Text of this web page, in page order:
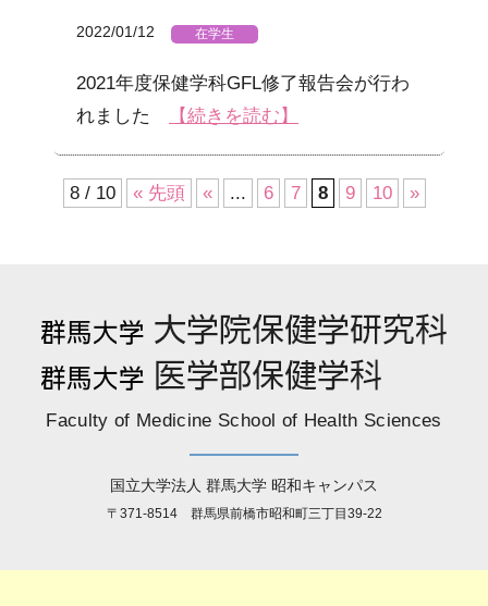
2022/01/12 在学生
2021年度保健学科GFL修了報告会が行わ
れました
【続きを読む】
8 / 10 « 先頭 « ... 6 7 8 9 10 »
Faculty of Medicine School of Health Sciences
国立大学法人 群馬大学 昭和キャンパス
〒371-8514 群馬県前橋市昭和町三丁目39-22